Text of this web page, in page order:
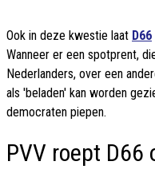
Ook in deze kwestie laat D66
Wanneer er een spotprent,
Nederlanders, over een
als 'beladen' kan worden
democraten piepen.
PVV roept D66